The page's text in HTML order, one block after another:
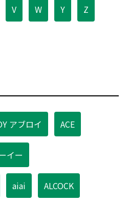
V W Y Z
アブロイ ACE
イー
aiai ALCOCK